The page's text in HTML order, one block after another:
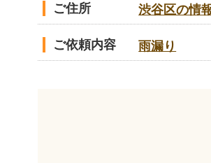
ご住所 渋谷区の情
ご依頼内容 雨漏り